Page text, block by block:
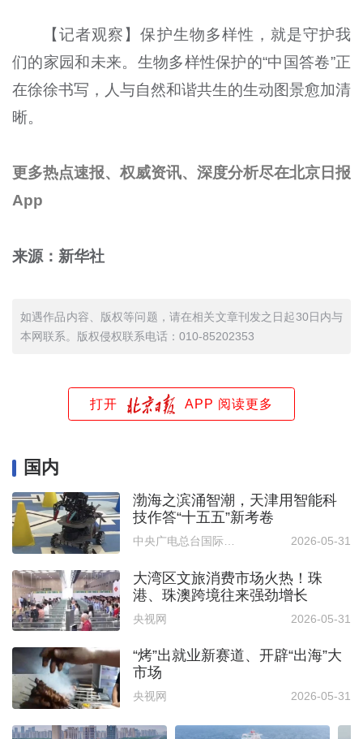
【记者观察】保护生物多样性，就是守护我
们的家园和未来。生物多样性保护的“中国答卷”正
在徐徐书写，人与自然和谐共生的生动图景愈加清
晰。
更多热点速报、权威资讯、深度分析尽在北京日报
App
来源：新华社
如遇作品内容、版权等问题，请在相关文章刊发之日起30日内与
本网联系。版权侵权联系电话：010-85202353
打开 APP 阅读更多
国内
渤海之滨涌智潮，天津用智能科
技作答“十五五”新考卷
中央广电总台国际在线 2026-05-31
大湾区文旅消费市场火热！珠
港、珠澳跨境往来强劲增长
央视网 2026-05-31
“烤”出就业新赛道、开辟“出海”大
市场
央视网 2026-05-31